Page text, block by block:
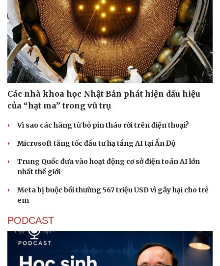
Cây thuốc
Nhi khoa
Làm đẹp - giảm cân
Đời sống
Các nhà khoa học Nhật Bản phát hiện dấu hiệu
của “hạt ma” trong vũ trụ
Vì sao các hãng từ bỏ pin tháo rời trên điện thoại?
Microsoft tăng tốc đầu tư hạ tầng AI tại Ấn Độ
Trung Quốc đưa vào hoạt động cơ sở điện toán AI lớn
nhất thế giới
Meta bị buộc bồi thường 567 triệu USD vì gây hại cho trẻ
em
PODCAST